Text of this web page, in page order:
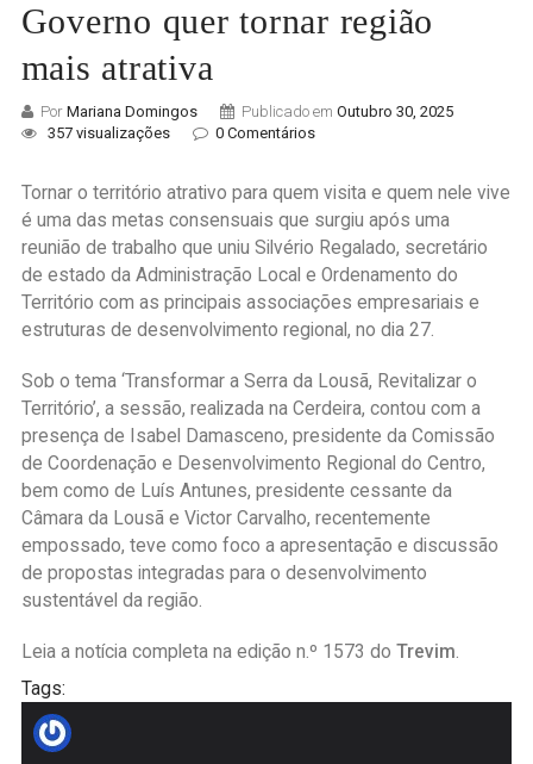
Governo quer tornar região
mais atrativa
Por Mariana Domingos Publicado em Outubro 30, 2025
357 visualizações
0 Comentários
Tornar o território atrativo para quem visita e quem nele vive
é uma das metas consensuais que surgiu após uma
reunião de trabalho que uniu Silvério Regalado, secretário
de estado da Administração Local e Ordenamento do
Território com as principais associações empresariais e
estruturas de desenvolvimento regional, no dia 27.
Sob o tema ‘Transformar a Serra da Lousã, Revitalizar o
Território’, a sessão, realizada na Cerdeira, contou com a
presença de Isabel Damasceno, presidente da Comissão
de Coordenação e Desenvolvimento Regional do Centro,
bem como de Luís Antunes, presidente cessante da
Câmara da Lousã e Victor Carvalho, recentemente
empossado, teve como foco a apresentação e discussão
de propostas integradas para o desenvolvimento
sustentável da região.
Leia a notícia completa na edição n.º 1573 do Trevim.
Tags: